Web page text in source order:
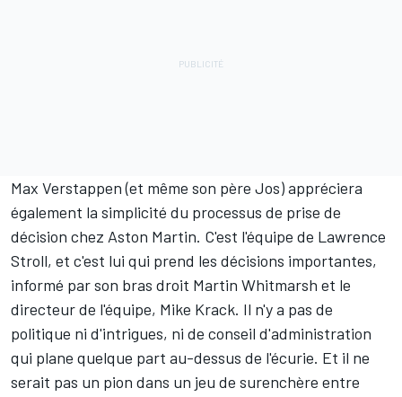
Max Verstappen (et même son père Jos) appréciera
également la simplicité du processus de prise de
décision chez Aston Martin. C'est l'équipe de Lawrence
Stroll, et c'est lui qui prend les décisions importantes,
informé par son bras droit Martin Whitmarsh et le
directeur de l'équipe, Mike Krack. Il n'y a pas de
politique ni d'intrigues, ni de conseil d'administration
qui plane quelque part au-dessus de l'écurie. Et il ne
serait pas un pion dans un jeu de surenchère entre